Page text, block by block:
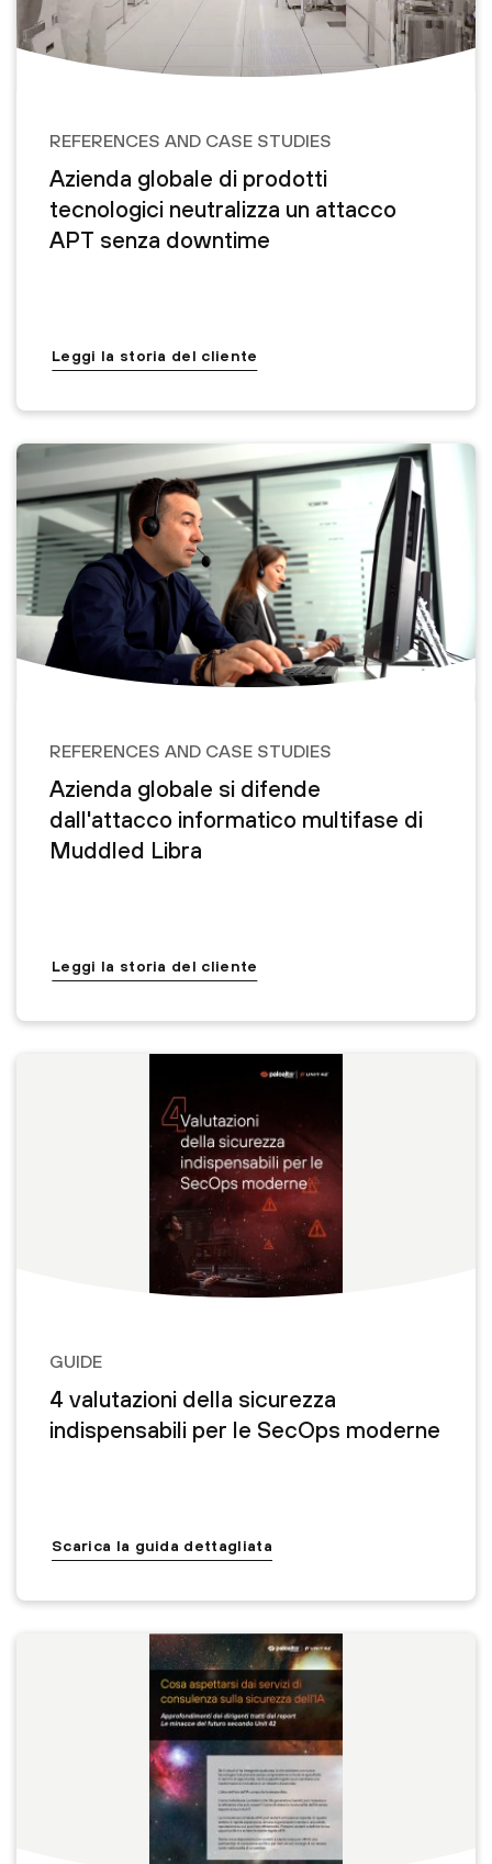
REFERENCES AND CASE STUDIES
Azienda globale di prodotti
tecnologici neutralizza un attacco
APT senza downtime
Leggi la storia del cliente
REFERENCES AND CASE STUDIES
Azienda globale si difende
dall'attacco informatico multifase di
Muddled Libra
Leggi la storia del cliente
GUIDE
4 valutazioni della sicurezza
indispensabili per le SecOps moderne
Scarica la guida dettagliata